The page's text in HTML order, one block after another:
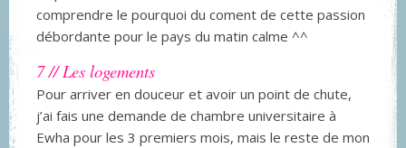
comprendre le pourquoi du coment de cette passion
débordante pour le pays du matin calme ^^
7 // Les logements
Pour arriver en douceur et avoir un point de chute,
j’ai fais une demande de chambre universitaire à
Ewha pour les 3 premiers mois, mais le reste de mon